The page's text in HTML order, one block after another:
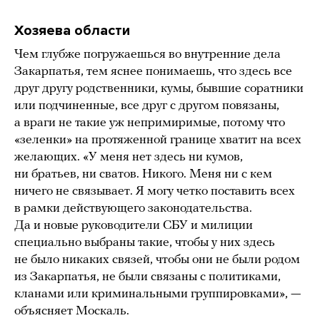
Хозяева области
Чем глубже погружаешься во внутренние дела
Закарпатья, тем яснее понимаешь, что здесь все
друг другу родственники, кумы, бывшие соратники
или подчиненные, все друг с другом повязаны,
а враги не такие уж непримиримые, потому что
«зеленки» на протяженной границе хватит на всех
желающих. «У меня нет здесь ни кумов,
ни братьев, ни сватов. Никого. Меня ни с кем
ничего не связывает. Я могу четко поставить всех
в рамки действующего законодательства.
Да и новые руководители СБУ и милиции
специально выбраны такие, чтобы у них здесь
не было никаких связей, чтобы они не были родом
из Закарпатья, не были связаны с политиками,
кланами или криминальными группировками», —
объясняет Москаль.